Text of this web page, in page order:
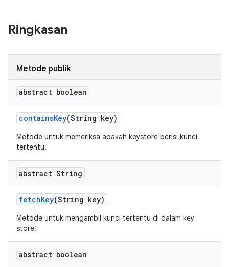
Ringkasan
Metode publik
abstract boolean
containsKey(String key)
Metode untuk memeriksa apakah keystore berisi kunci
tertentu.
abstract String
fetchKey(String key)
Metode untuk mengambil kunci tertentu di dalam key
store.
abstract boolean